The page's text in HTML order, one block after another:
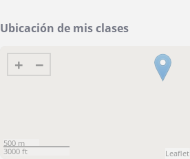
Ubicación de mis clases
+ −
500 m
3000 ft
Leaflet